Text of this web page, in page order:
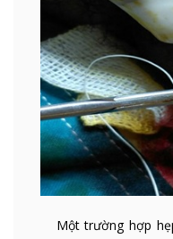
Một trường hợp